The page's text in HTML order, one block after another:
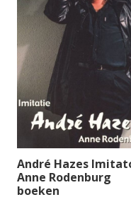
André Hazes
Anne Rodenburg
boeken